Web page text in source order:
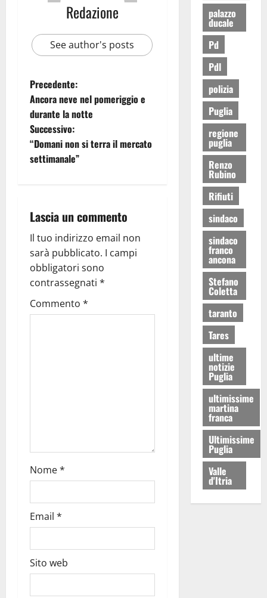
Redazione
See author's posts
Precedente:
Ancora neve nel pomeriggio e
durante la notte
Successivo:
“Domani non si terra il mercato
settimanale”
Lascia un commento
Il tuo indirizzo email non
sarà pubblicato. I campi
obbligatori sono
contrassegnati *
Commento *
Nome*
Email *
Sito web
palazzo
ducale
Pd
Pdl
polizia
Puglia
regione
puglia
Renzo
Rubino
Rifiuti
sindaco
sindaco
franco
ancona
Stefano
Coletta
taranto
Tares
ultime
notizie
Puglia
ultimissime
martina
franca
Ultimissime
Puglia
Valle
d'Itria